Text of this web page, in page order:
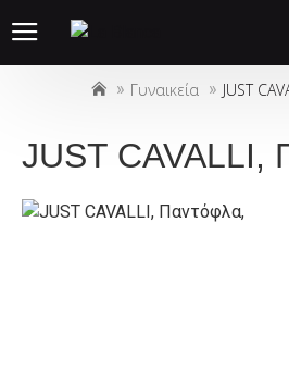
Αυτός
ο
σύστημα
προσβασιμότητας.
Γυναικεία JUST
JUST CAVALLI,